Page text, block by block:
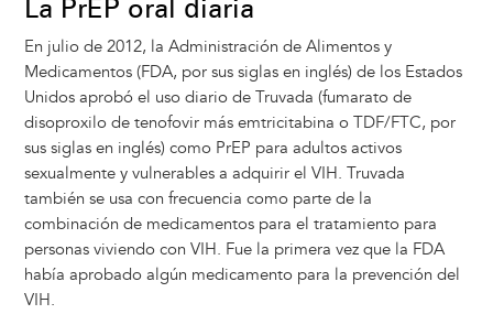
La PrEP oral diaria
En julio de 2012, la Administración de Alimentos y
Medicamentos (FDA, por sus siglas en inglés) de los Estados
Unidos aprobó el uso diario de Truvada (fumarato de
disoproxilo de tenofovir más emtricitabina o TDF/FTC, por
sus siglas en inglés) como PrEP para adultos activos
sexualmente y vulnerables a adquirir el VIH. Truvada
también se usa con frecuencia como parte de la
combinación de medicamentos para el tratamiento para
personas viviendo con VIH. Fue la primera vez que la FDA
había aprobado algún medicamento para la prevención del
VIH.